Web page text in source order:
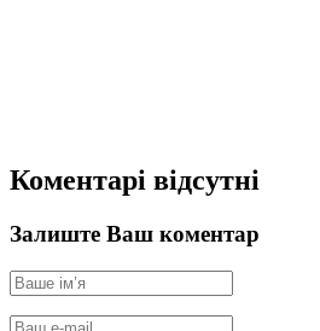
Коментарі відсутні
Залиште Ваш коментар